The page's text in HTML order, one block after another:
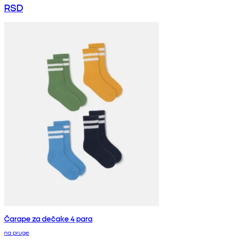
RSD
Čarape za dečake 4 para
na pruge